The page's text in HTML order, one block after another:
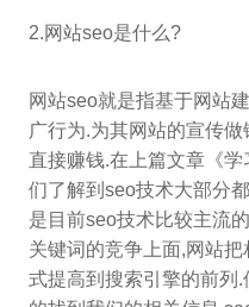
2.网站seo是什么?
网站seo就是指基于网站
广行为.为其网站的宣传
直接赚钱.在上篇文章《
们了解到seo技术大部分
是目前seo技术比较主流
关键词的竞争上面,网站
式提高到搜索引擎的前列